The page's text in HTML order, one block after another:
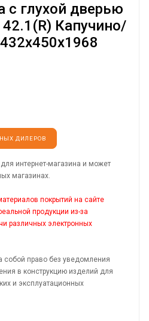
глухой дверью
Капучино/
ДИЛЕРОВ
интернет-магазина и может
магазинах.
покрытий на сайте
продукции из-за
различных электронных
собой право без уведомления
в конструкцию изделий для
и эксплуатационных